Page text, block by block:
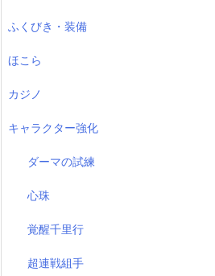
ふくびき・装備
ほこら
カジノ
キャラクター強化
ダーマの試練
心珠
覚醒千里行
超連戦組手